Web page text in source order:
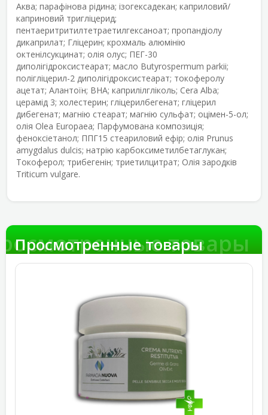
Аква; парафінова рідина; ізогексадекан; каприловий/
каприновий тригліцерид;
пентаеритритилтетраетилгексаноат; пропандіолу
дикаприлат; Гліцерин; крохмаль алюмінію
октенілсукцинат; олія олус; ПЕГ-30
диполігідроксистеарат; масло Butyrospermum parkii;
полігліцерил-2 диполігідроксистеарат; токоферолу
ацетат; Алантоїн; BHA; каприлілгліколь; Cera Alba;
церамід 3; холестерин; гліцерилбегенат; гліцерил
дибегенат; магнію стеарат; магнію сульфат; оцімен-5-ол;
олія Olea Europaea; Парфумована композиція;
феноксіетанол; ППГ15 стеариловий ефір; олія Prunus
amygdalus dulcis; натрію карбоксиметилбетаглукан;
Токоферол; трибегенін; триетилцитрат; Олія зародків
Triticum vulgare.
товары
Просмотренные товары